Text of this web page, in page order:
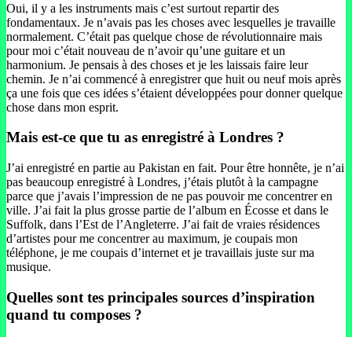
Oui, il y a les instruments mais c’est surtout repartir des
fondamentaux. Je n’avais pas les choses avec lesquelles je travaille
normalement. C’était pas quelque chose de révolutionnaire mais
pour moi c’était nouveau de n’avoir qu’une guitare et un
harmonium. Je pensais à des choses et je les laissais faire leur
chemin. Je n’ai commencé à enregistrer que huit ou neuf mois après
ça une fois que ces idées s’étaient développées pour donner quelque
chose dans mon esprit.
Mais est-ce que tu as enregistré à Londres ?
J’ai enregistré en partie au Pakistan en fait. Pour être honnête, je n’ai
pas beaucoup enregistré à Londres, j’étais plutôt à la campagne
parce que j’avais l’impression de ne pas pouvoir me concentrer en
ville. J’ai fait la plus grosse partie de l’album en Écosse et dans le
Suffolk, dans l’Est de l’Angleterre. J’ai fait de vraies résidences
d’artistes pour me concentrer au maximum, je coupais mon
téléphone, je me coupais d’internet et je travaillais juste sur ma
musique.
Quelles sont tes principales sources d’inspiration
quand tu composes ?